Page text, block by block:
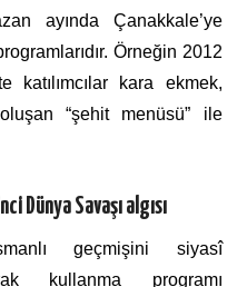
ayında Çanakkale’ye
Örneğin 2012
katılımcılar kara ekmek,
“şehit menüsü” ile
Dünya Savaşı algısı
geçmişini siyasî
kullanma programı